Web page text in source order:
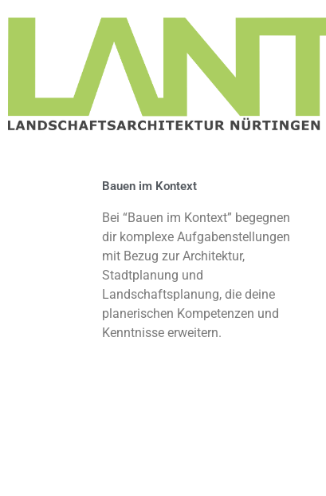
Bauen im Kontext
Bei “Bauen im Kontext” begegnen
dir komplexe Aufgabenstellungen
mit Bezug zur Architektur,
Stadtplanung und
Landschaftsplanung, die deine
planerischen Kompetenzen und
Kenntnisse erweitern.